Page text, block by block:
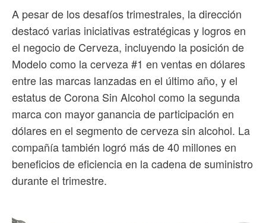
A pesar de los desafíos trimestrales, la dirección
destacó varias iniciativas estratégicas y logros en
el negocio de Cerveza, incluyendo la posición de
Modelo como la cerveza #1 en ventas en dólares
entre las marcas lanzadas en el último año, y el
estatus de Corona Sin Alcohol como la segunda
marca con mayor ganancia de participación en
dólares en el segmento de cerveza sin alcohol. La
compañía también logró más de 40 millones en
beneficios de eficiencia en la cadena de suministro
durante el trimestre.